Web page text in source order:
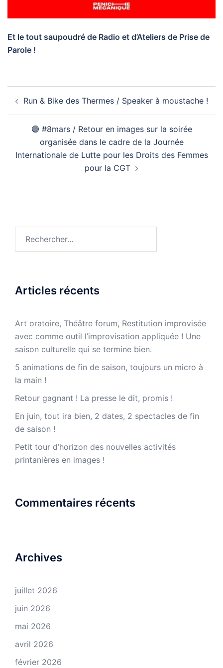
Et le tout saupoudré de Radio et d’Ateliers de Prise de
Parole !
d’article
Run & Bike des Thermes / Speaker à moustache !
🟣 #8mars / Retour en images sur la soirée
organisée dans le cadre de la Journée
Internationale de Lutte pour les Droits des Femmes
pour la CGT
Articles récents
Art oratoire, Théâtre forum, Restitution improvisée
avec comme outil l’improvisation appliquée ! Une
saison culturelle qui se termine bien.
5 animations de fin de saison, toujours un micro à
la main !
Retour gagnant ! La presse le dit, promis !
En juin, tout ira bien, 2 dates, 2 spectacles de fin
de saison !
Petit tour d’horizon des nouvelles activités
printanières en images !
Commentaires récents
Archives
juillet 2026
juin 2026
mai 2026
avril 2026
février 2026